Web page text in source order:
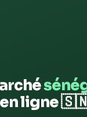
en ligne